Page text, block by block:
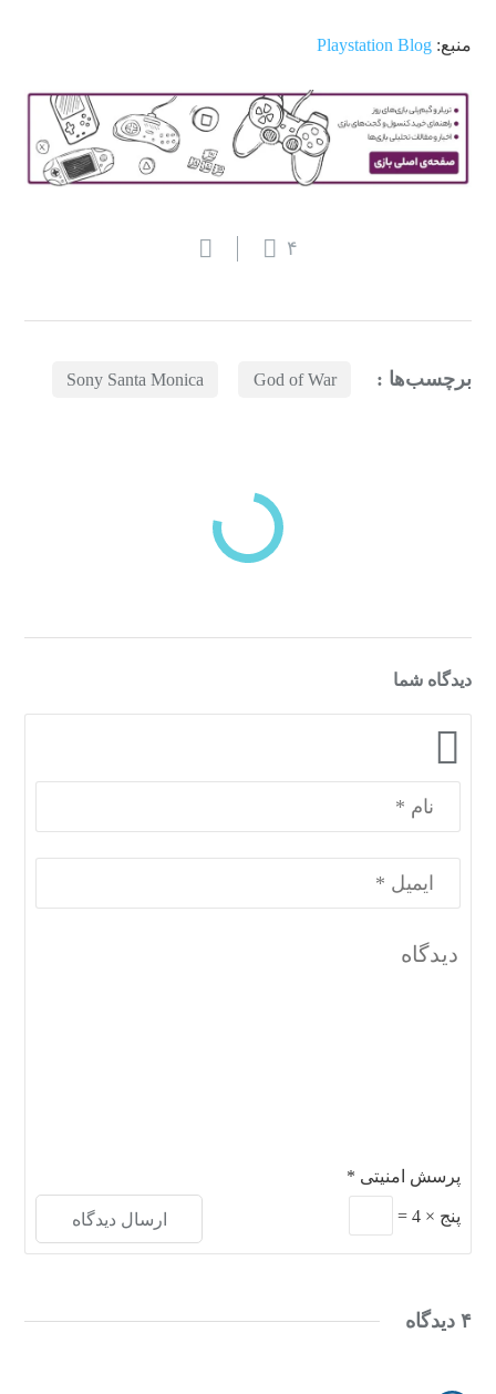
منبع:Playstation Blog
۴
برچسب‌ها : God of War
Sony Santa Monica
دسته‌بندی‌های منتخب برای شما
دیدگاه شما
پرسش امنیتی *
پنج ×
4
=
۴ دیدگاه